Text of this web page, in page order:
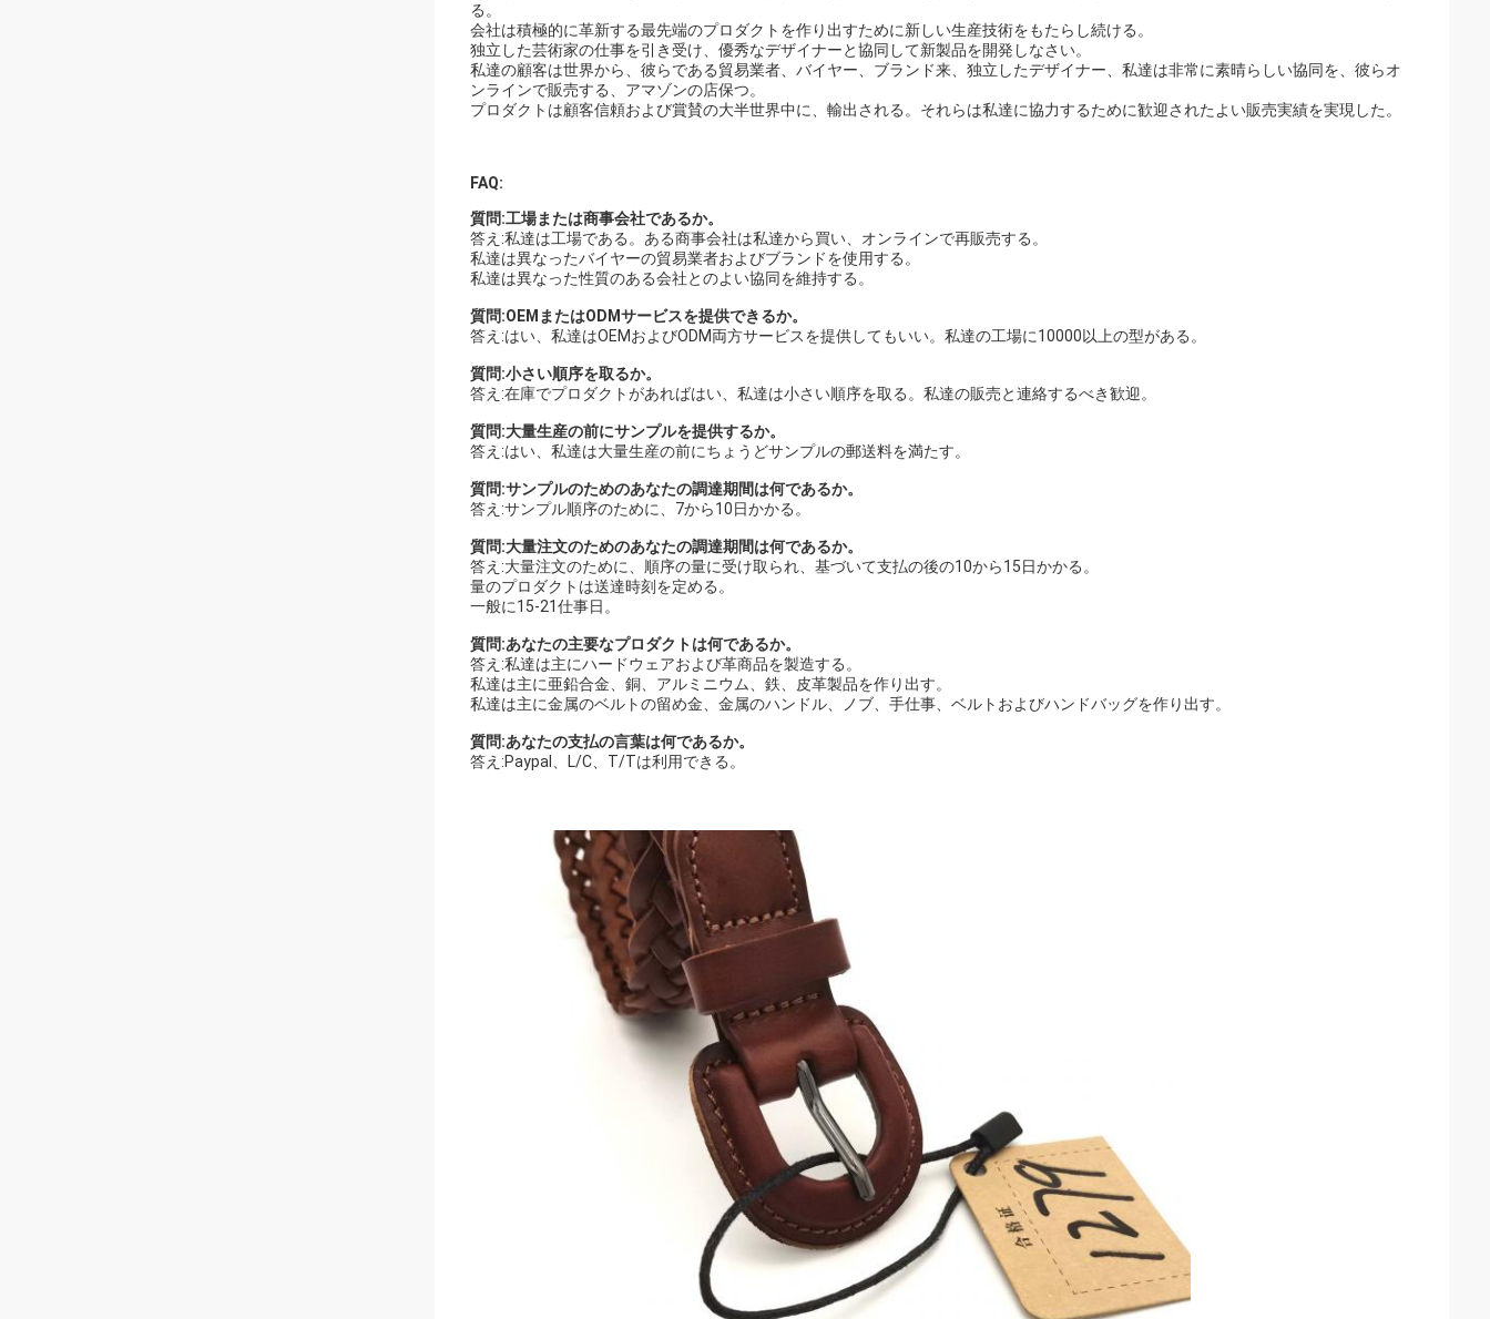
る。
会社は積極的に革新する最先端のプロダクトを作り出すために新しい生産技術をもたらし続ける。
独立した芸術家の仕事を引き受け、優秀なデザイナーと協同して新製品を開発しなさい。
私達の顧客は世界から、彼らである貿易業者、バイヤー、ブランド来、独立したデザイナー、私達は非常に素晴らしい協同を、彼らオ
ンラインで販売する、アマゾンの店保つ。
プロダクトは顧客信頼および賞賛の大半世界中に、輸出される。それらは私達に協力するために歓迎されたよい販売実績を実現した。
FAQ:
質問:工場または商事会社であるか。
答え:私達は工場である。ある商事会社は私達から買い、オンラインで再販売する。
私達は異なったバイヤーの貿易業者およびブランドを使用する。
私達は異なった性質のある会社とのよい協同を維持する。
質問:OEMまたはODMサービスを提供できるか。
答え:はい、私達はOEMおよびODM両方サービスを提供してもいい。私達の工場に10000以上の型がある。
質問:小さい順序を取るか。
答え:在庫でプロダクトがあればはい、私達は小さい順序を取る。私達の販売と連絡するべき歓迎。
質問:大量生産の前にサンプルを提供するか。
答え:はい、私達は大量生産の前にちょうどサンプルの郵送料を満たす。
質問:サンプルのためのあなたの調達期間は何であるか。
答え:サンプル順序のために、7から10日かかる。
質問:大量注文のためのあなたの調達期間は何であるか。
答え:大量注文のために、順序の量に受け取られ、基づいて支払の後の10から15日かかる。
量のプロダクトは送達時刻を定める。
一般に15-21仕事日。
質問:あなたの主要なプロダクトは何であるか。
答え:私達は主にハードウェアおよび革商品を製造する。
私達は主に亜鉛合金、銅、アルミニウム、鉄、皮革製品を作り出す。
私達は主に金属のベルトの留め金、金属のハンドル、ノブ、手仕事、ベルトおよびハンドバッグを作り出す。
質問:あなたの支払の言葉は何であるか。
答え:Paypal、L/C、T/Tは利用できる。